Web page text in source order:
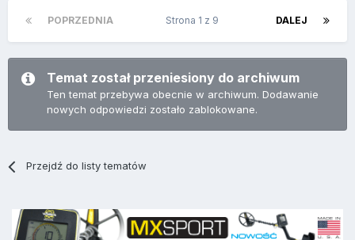
POPRZEDNIA DALEJ
Strona 1 z 9
Temat został przeniesiony do archiwum
Ten temat przebywa obecnie w archiwum. Dodawanie
nowych odpowiedzi zostało zablokowane.
Przejdź do listy tematów